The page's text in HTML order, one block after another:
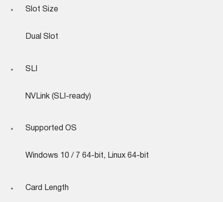
Slot Size
Dual Slot
SLI
NVLink (SLI-ready)
Supported OS
Windows 10 / 7 64-bit, Linux 64-bit
Card Length